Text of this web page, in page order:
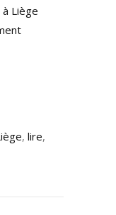
Liège
, lire,